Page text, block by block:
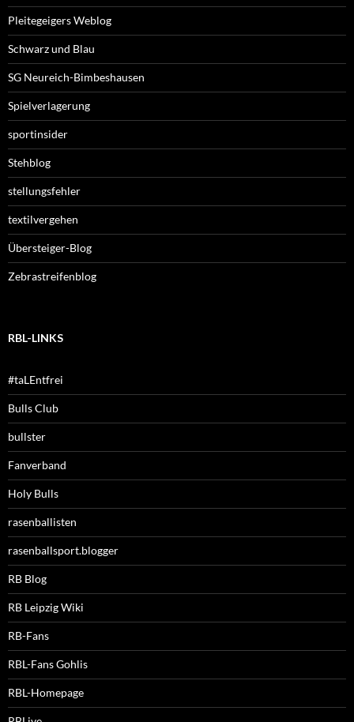
Pleitegeigers Weblog
Schwarz und Blau
SG Neureich-Bimbeshausen
Spielverlagerung
sportinsider
Stehblog
stellungsfehler
textilvergehen
Übersteiger-Blog
Zebrastreifenblog
RBL-LINKS
#taLEntfrei
Bulls Club
bullster
Fanverband
Holy Bulls
rasenballisten
rasenballsport.blogger
RB Blog
RB Leipzig Wiki
RB-Fans
RBL-Fans Gohlis
RBL-Homepage